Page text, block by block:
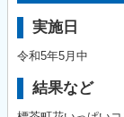
実施日
令和5年5月中
結果など